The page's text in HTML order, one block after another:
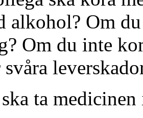
alkohol? Om
Om du inte
ta